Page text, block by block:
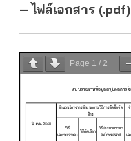
– ไฟล์เอกสาร (.pdf)
Page 1 / 2